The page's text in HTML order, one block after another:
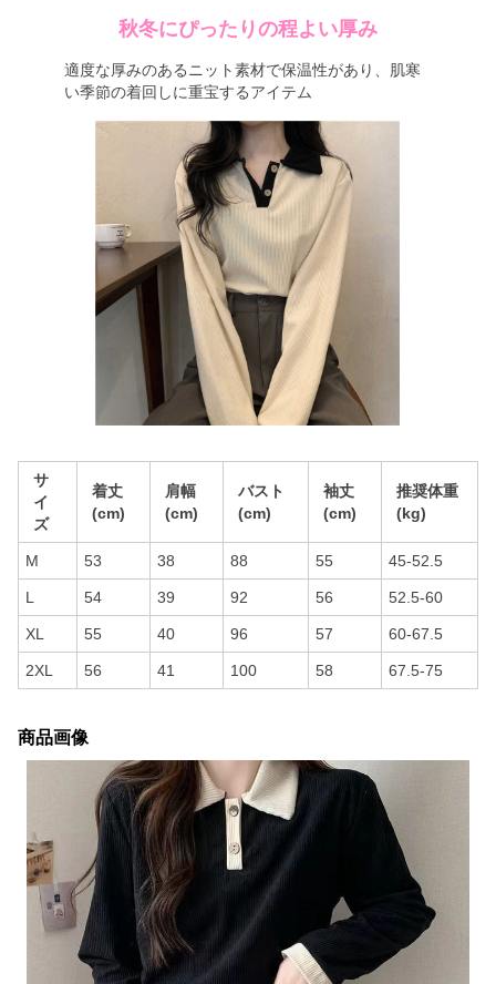
秋冬にぴったりの程よい厚み
適度な厚みのあるニット素材で保温性があり、肌寒
い季節の着回しに重宝するアイテム
サ
イ
ズ
着丈
(cm)
肩幅
(cm)
バスト
(cm)
袖丈
(cm)
推奨体重
(kg)
M 53 38 88 55 45-52.5
L 54 39 92 56 52.5-60
XL 55 40 96 57 60-67.5
2XL 56 41 100 58 67.5-75
商品画像